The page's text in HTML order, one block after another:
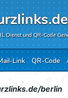
Dienst und QR-Code
Link QR-Code
berlin